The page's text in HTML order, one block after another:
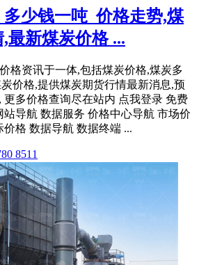
少钱一吨_价格走势,煤
最新煤炭价格 ...
格资讯于一体,包括煤炭价格,煤炭多
价格,提供煤炭期货行情最新消息,预
更多价格查询尽在站内 点我登录 免费
站导航 数据服务 价格中心导航 市场价
格 数据导航 数据终端 ...
8511